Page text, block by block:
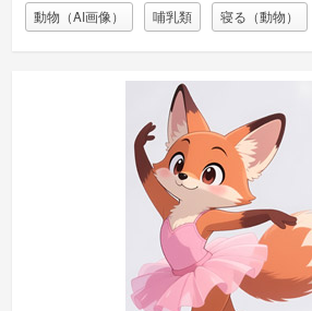
動物（AI画像） 哺乳類 寝る（動物）